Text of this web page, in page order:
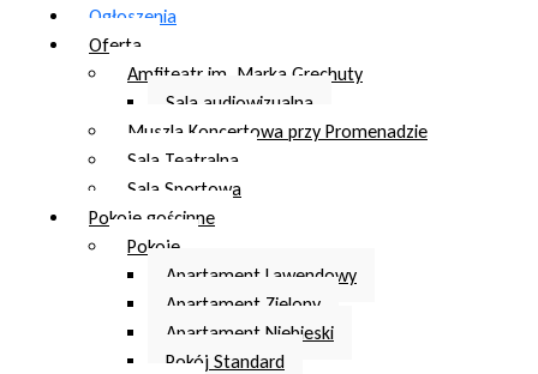
Ogłoszenia
Oferta
Amfiteatr im. Marka Grechuty
Sala audiowizualna
Muszla Koncertowa przy Promenadzie
Sala Teatralna
Sala Sportowa
Pokoje gościnne
Pokoje
Apartament Lawendowy
Apartament Zielony
Apartament Niebieski
Pokój Standard